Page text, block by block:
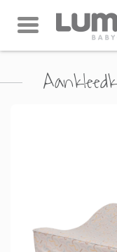
Toggle
navigation